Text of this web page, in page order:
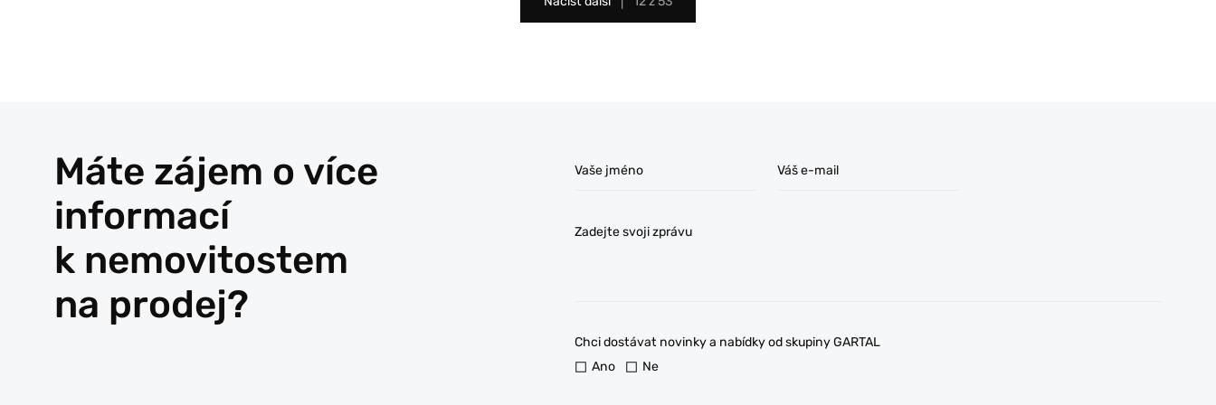
Máte zájem o více
informací
k nemovitostem
na prodej?
Vaše jméno Váš e-mail
Zadejte svoji zprávu
Chci dostávat novinky a nabídky od skupiny GARTAL
Ano
Ne